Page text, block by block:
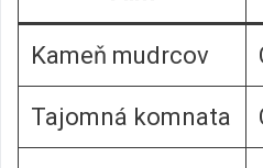
Kameň mudrcov
Tajomná komnata